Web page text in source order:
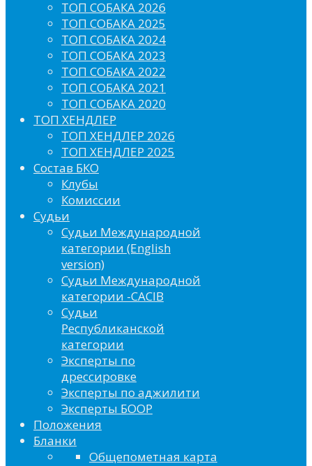
ТОП СОБАКА 2026
ТОП СОБАКА 2025
ТОП СОБАКА 2024
ТОП СОБАКА 2023
ТОП СОБАКА 2022
ТОП СОБАКА 2021
ТОП СОБАКА 2020
ТОП ХЕНДЛЕР
ТОП ХЕНДЛЕР 2026
ТОП ХЕНДЛЕР 2025
Состав БКО
Клубы
Комиссии
Судьи
Судьи Международной
категории (English
version)
Судьи Международной
категории -CACIB
Судьи
Республиканской
категории
Эксперты по
дрессировке
Эксперты по аджилити
Эксперты БООР
Положения
Бланки
Общепометная карта